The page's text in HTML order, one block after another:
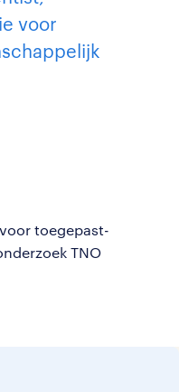
voor
toegepast-
TNO